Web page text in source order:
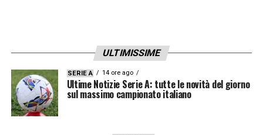
ULTIMISSIME
SERIE A 14 ore ago
Ultime Notizie Serie A: tutte le novità del giorno
sul massimo campionato italiano